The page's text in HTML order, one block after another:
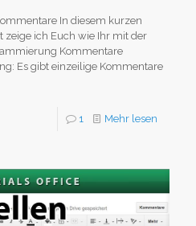
In diesem kurzen
zeige ich Euch wie Ihr mit der
Kommentare
Es gibt einzeilige Kommentare
1 Mehr lesen